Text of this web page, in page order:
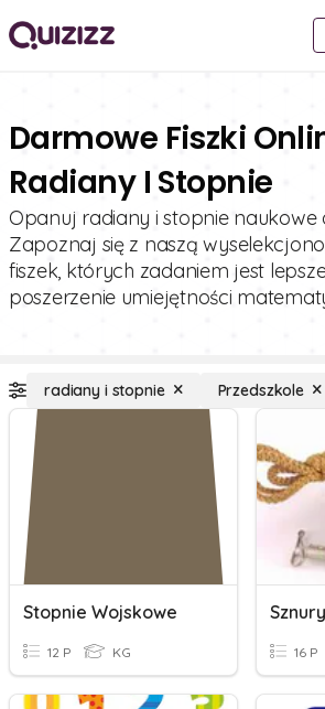
Darmowe Fiszki
Radiany I Stopnie
Opanuj radiany i stopnie naukowe
Zapoznaj się z naszą
fiszek, których zadaniem jest
poszerzenie umiejętności
radiany i stopnie Przedszkole
Stopnie Wojskowe
12 P KG 16 P